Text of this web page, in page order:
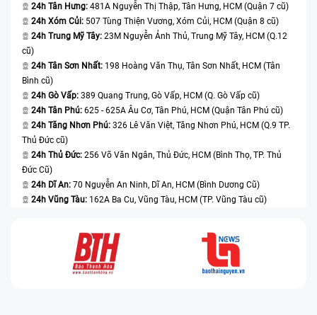
24h Tân Hưng: 481A Nguyễn Thị Thập, Tân Hưng, HCM (Quận 7 cũ)
24h Xóm Củi: 507 Tùng Thiện Vương, Xóm Củi, HCM (Quận 8 cũ)
24h Trung Mỹ Tây: 23M Nguyễn Ảnh Thủ, Trung Mỹ Tây, HCM (Q.12
cũ)
24h Tân Sơn Nhất: 198 Hoàng Văn Thụ, Tân Sơn Nhất, HCM (Tân
Bình cũ)
24h Gò Vấp: 389 Quang Trung, Gò Vấp, HCM (Q. Gò Vấp cũ)
24h Tân Phú: 625 - 625A Âu Cơ, Tân Phú, HCM (Quận Tân Phú cũ)
24h Tăng Nhơn Phú: 326 Lê Văn Việt, Tăng Nhơn Phú, HCM (Q.9 TP.
Thủ Đức cũ)
24h Thủ Đức: 256 Võ Văn Ngân, Thủ Đức, HCM (Bình Thọ, TP. Thủ
Đức Cũ)
24h Dĩ An: 70 Nguyễn An Ninh, Dĩ An, HCM (Bình Dương Cũ)
24h Vũng Tàu: 162A Ba Cu, Vũng Tàu, HCM (TP. Vũng Tàu cũ)